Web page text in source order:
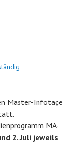
Master-Infotage
MA-
2. Juli jeweils